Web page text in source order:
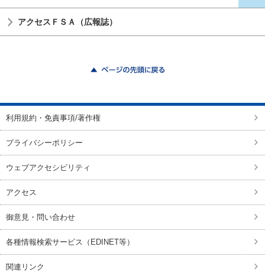
アクセスＦＳＡ（広報誌）
利用規約・免責事項/著作権
プライバシーポリシー
ウェブアクセシビリティ
アクセス
御意見・問い合わせ
各種情報検索サービス（EDINET等）
関連リンク